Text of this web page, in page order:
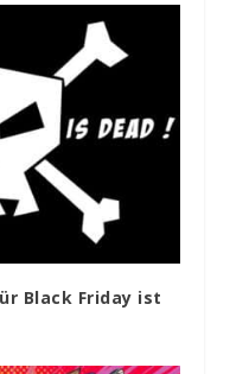
Black Friday ist